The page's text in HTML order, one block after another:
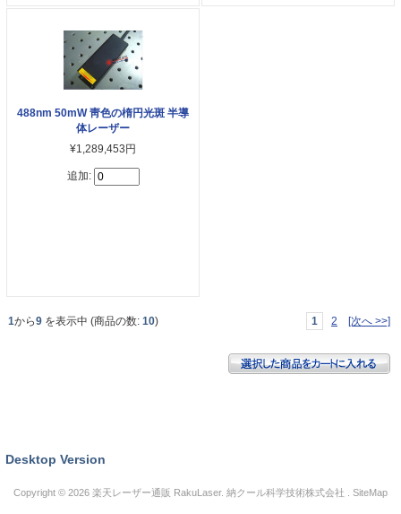
488nm 50mW 靑色の楕円光斑 半導
体レーザー
¥1,289,453円
追加:
1から9 を表示中 (商品の数: 10) 1 2 [次へ >>]
Desktop Version
Copyright © 2026 楽天レーザー通販 RakuLaser. 納クール科学技術株式会社 . SiteMap